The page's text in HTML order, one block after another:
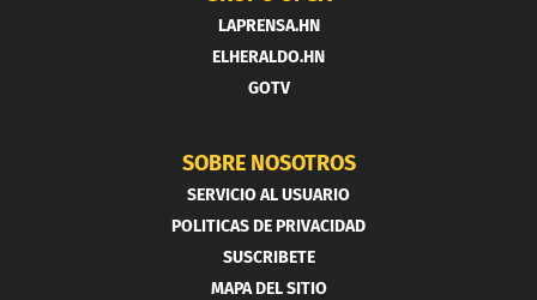
LAPRENSA.HN
ELHERALDO.HN
GOTV
SOBRE NOSOTROS
SERVICIO AL USUARIO
POLITICAS DE PRIVACIDAD
SUSCRIBETE
MAPA DEL SITIO